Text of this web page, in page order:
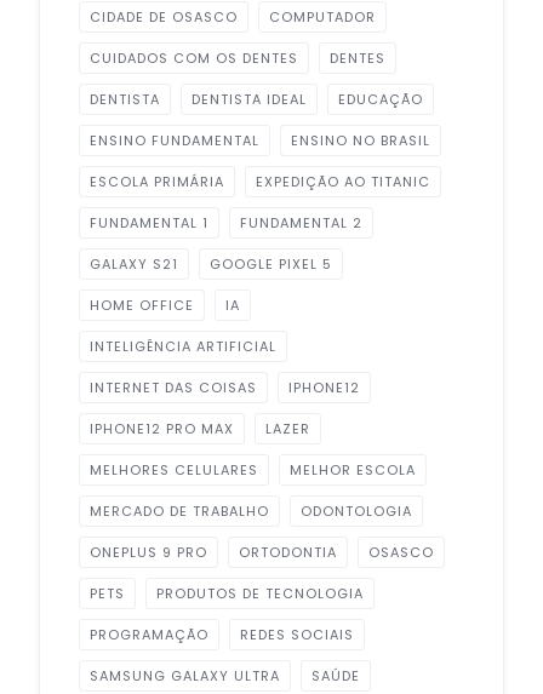
CIDADE DE OSASCO COMPUTADOR
CUIDADOS COM OS DENTES DENTES
DENTISTA DENTISTA IDEAL EDUCAÇÃO
ENSINO FUNDAMENTAL ENSINO NO BRASIL
ESCOLA PRIMÁRIA EXPEDIÇÃO AO TITANIC
FUNDAMENTAL 1 FUNDAMENTAL 2
GALAXY S21 GOOGLE PIXEL 5
HOME OFFICE IA
INTELIGÊNCIA ARTIFICIAL
INTERNET DAS COISAS IPHONE12
IPHONE12 PRO MAX LAZER
MELHORES CELULARES MELHOR ESCOLA
MERCADO DE TRABALHO ODONTOLOGIA
ONEPLUS 9 PRO ORTODONTIA OSASCO
PETS PRODUTOS DE TECNOLOGIA
PROGRAMAÇÃO REDES SOCIAIS
SAMSUNG GALAXY ULTRA SAÚDE